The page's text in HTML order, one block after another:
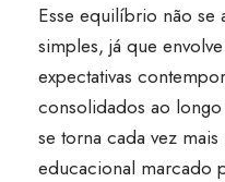
Esse equilíbrio não se
simples, já que
expectativas
consolidados ao
se torna cada vez
educacional marcado